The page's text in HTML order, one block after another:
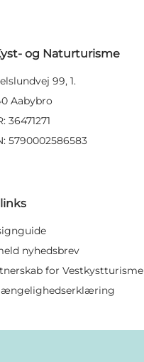
og Naturturisme
99, 1.
Aabybro
36471271
5790002586583
nyhedsbrev
for Vestkystturisme